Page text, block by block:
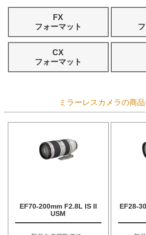
FX
フォーマット
CX
フォーマット
ミラーレスカメラの商
EF70-200mm F2.8L IS II
USM
EF28-